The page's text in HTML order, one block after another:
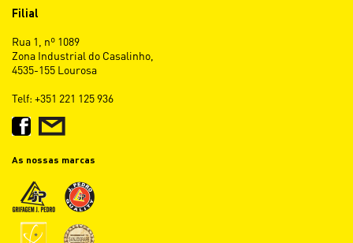
Filial
Rua 1, nº 1089
Zona Industrial do Casalinho,
4535-155 Lourosa
Telf: +351 221 125 936
As nossas marcas